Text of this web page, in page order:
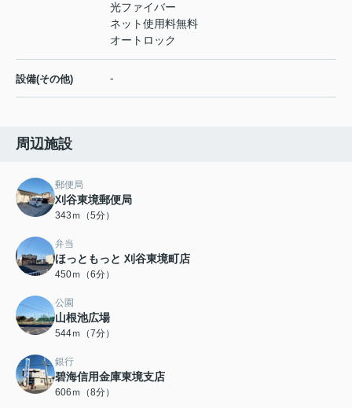
光ファイバー
ネット使用料無料
オートロック
設備(その他) -
周辺施設
郵便局
刈谷東境郵便局
343ｍ（5分）
弁当
ほっともっと 刈谷東境町店
450ｍ（6分）
公園
山根池広場
544ｍ（7分）
銀行
碧海信用金庫東境支店
606ｍ（8分）